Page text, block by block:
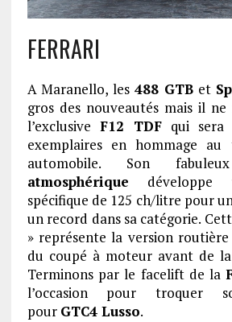
FERRARI
A Maranello, les488 GTB et
gros des nouveautés mais il
l’exclusive F12 TDFqui sera
exemplaires en hommage
automobile. Son
atmosphérique développe
spécifique de 125 ch/litre pour
un record dans sa catégorie.
» représente la version
du coupé à moteur avant de
Terminons par le facelift de la
l’occasion pour troquer
pour GTC4 Lusso.